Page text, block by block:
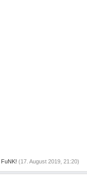
FuNK! (17. August 2019, 21:20)